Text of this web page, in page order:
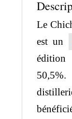
Le
est un